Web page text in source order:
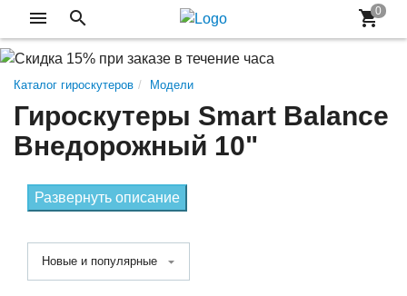
Каталог гироскутеров Модели
Гироскутеры Smart Balance
Внедорожный 10"
Развернуть описание
Новые и популярные